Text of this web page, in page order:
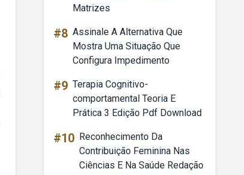
Matrizes
#8 Assinale A Alternativa Que
Mostra Uma Situação Que
Configura Impedimento
#9 Terapia Cognitivo-
comportamental Teoria E
Prática 3 Edição Pdf Download
#10 Reconhecimento Da
Contribuição Feminina Nas
Ciências E Na Saúde Redação